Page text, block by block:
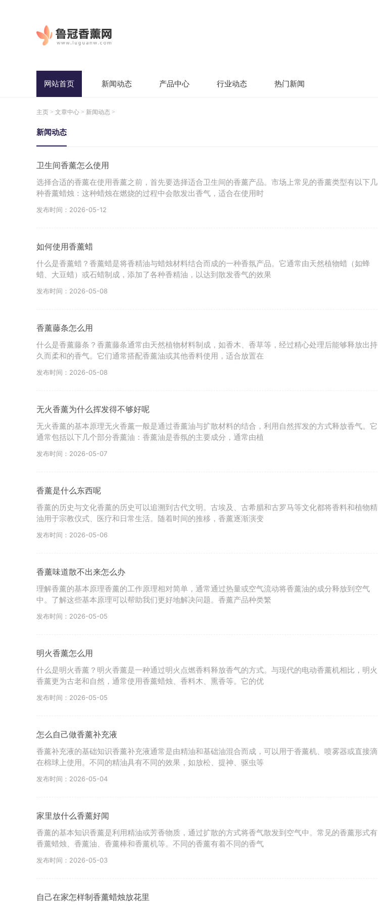
网站首页 新闻动态 产品中心 行业动态 热门新闻
主页 > 文章中心 > 新闻动态 >
新闻动态
卫生间香薰怎么使用
选择合适的香薰在使用香薰之前，首先要选择适合卫生间的香薰产品。市场上常见的香薰类型有以下几
种香薰蜡烛：这种蜡烛在燃烧的过程中会散发出香气，适合在使用时
发布时间：2026-05-12
如何使用香薰蜡
什么是香薰蜡？香薰蜡是将香精油与蜡烛材料结合而成的一种香氛产品。它通常由天然植物蜡（如蜂
蜡、大豆蜡）或石蜡制成，添加了各种香精油，以达到散发香气的效果
发布时间：2026-05-08
香薰藤条怎么用
什么是香薰藤条？香薰藤条通常由天然植物材料制成，如香木、香草等，经过精心处理后能够释放出持
久而柔和的香气。它们通常搭配香薰油或其他香料使用，适合放置在
发布时间：2026-05-08
无火香薰为什么挥发得不够好呢
无火香薰的基本原理无火香薰一般是通过香薰油与扩散材料的结合，利用自然挥发的方式释放香气。它
通常包括以下几个部分香薰油：香薰油是香氛的主要成分，通常由植
发布时间：2026-05-07
香薰是什么东西呢
香薰的历史与文化香薰的历史可以追溯到古代文明。古埃及、古希腊和古罗马等文化都将香料和植物精
油用于宗教仪式、医疗和日常生活。随着时间的推移，香薰逐渐演变
发布时间：2026-05-06
香薰味道散不出来怎么办
理解香薰的基本原理香薰的工作原理相对简单，通常通过热量或空气流动将香薰油的成分释放到空气
中。了解这些基本原理可以帮助我们更好地解决问题。香薰产品种类繁
发布时间：2026-05-05
明火香薰怎么用
什么是明火香薰？明火香薰是一种通过明火点燃香料释放香气的方式。与现代的电动香薰机相比，明火
香薰更为古老和自然，通常使用香薰蜡烛、香料木、熏香等。它的优
发布时间：2026-05-05
怎么自己做香薰补充液
香薰补充液的基础知识香薰补充液通常是由精油和基础油混合而成，可以用于香薰机、喷雾器或直接滴
在棉球上使用。不同的精油具有不同的效果，如放松、提神、驱虫等
发布时间：2026-05-04
家里放什么香薰好闻
香薰的基本知识香薰是利用精油或芳香物质，通过扩散的方式将香气散发到空气中。常见的香薰形式有
香薰蜡烛、香薰油、香薰棒和香薰机等。不同的香薰有着不同的香气
发布时间：2026-05-03
自己在家怎样制香薰蜡烛放花里